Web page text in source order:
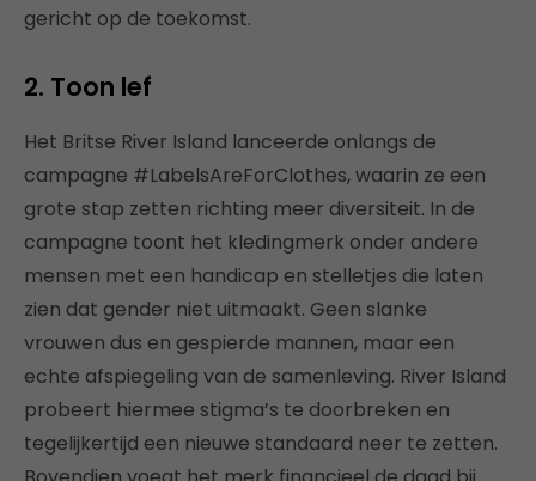
gericht op de toekomst.
2. Toon lef
Het Britse River Island lanceerde onlangs de
campagne #LabelsAreForClothes, waarin ze een
grote stap zetten richting meer diversiteit. In de
campagne toont het kledingmerk onder andere
mensen met een handicap en stelletjes die laten
zien dat gender niet uitmaakt. Geen slanke
vrouwen dus en gespierde mannen, maar een
echte afspiegeling van de samenleving. River Island
probeert hiermee stigma’s te doorbreken en
tegelijkertijd een nieuwe standaard neer te zetten.